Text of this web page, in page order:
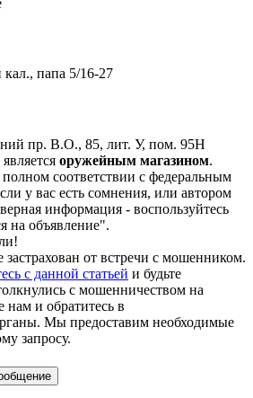
папа 5/16-27
пр. В.О., 85, лит. У, пом. 95Н
оружейным магазином.
соответствии с федеральным
у вас есть сомнения, или автором
информация - воспользуйтесь
на объявление".
от встречи с мошенником.
с данной статьей и будьте
с мошенничеством на
нам и обратитесь в
Мы предоставим необходимые
запросу.